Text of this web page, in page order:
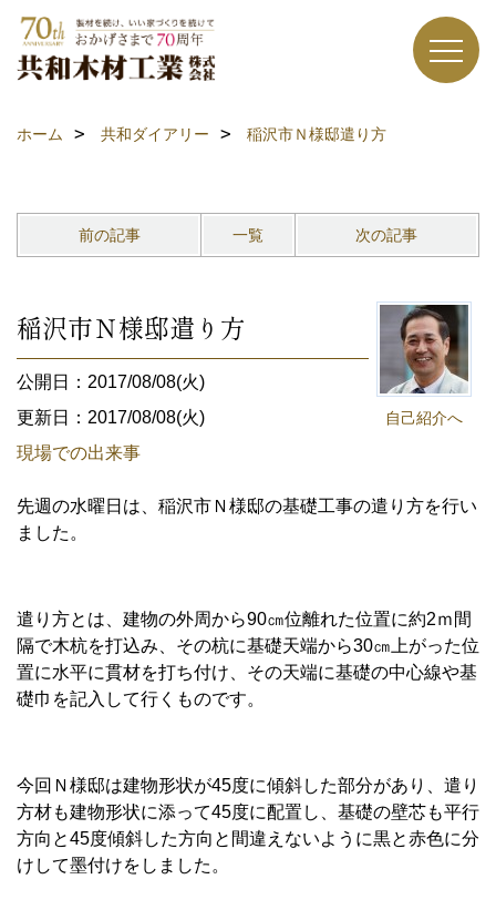
ホーム 共和ダイアリー 稲沢市Ｎ様邸遣り方
前の記事 一覧 次の記事
自己紹介へ
稲沢市Ｎ様邸遣り方
公開日：2017/08/08(火)
更新日：2017/08/08(火)
現場での出来事
先週の水曜日は、稲沢市Ｎ様邸の基礎工事の遣り方を行い
ました。
遣り方とは、建物の外周から90㎝位離れた位置に約2ｍ間
隔で木杭を打込み、その杭に基礎天端から30㎝上がった位
置に水平に貫材を打ち付け、その天端に基礎の中心線や基
礎巾を記入して行くものです。
今回Ｎ様邸は建物形状が45度に傾斜した部分があり、遣り
方材も建物形状に添って45度に配置し、基礎の壁芯も平行
方向と45度傾斜した方向と間違えないように黒と赤色に分
けして墨付けをしました。